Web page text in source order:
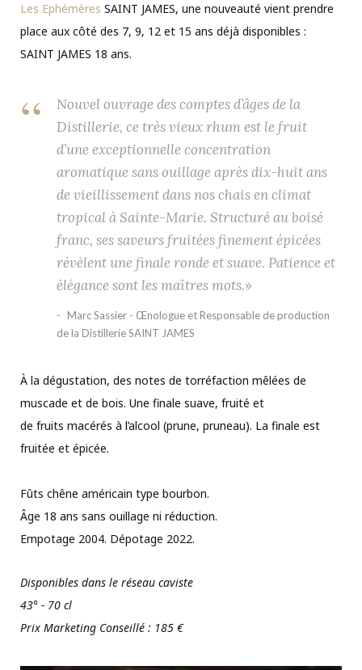
Les Ephémères SAINT JAMES, une nouveauté vient prendre
place aux côté des 7, 9, 12 et 15 ans déjà disponibles :
SAINT JAMES 18 ans.
Nouvel ouvrage des comptes d’âges de la
Distillerie, ce très vieux rhum est le fruit
d’une exceptionnelle concentration
aromatique sans ouillage après dix-huit ans
de vieillissement dans nos chais en climat
tropical à Sainte-Marie. Structuré au boisé
franc, ses saveurs fruitées finement épicées
révèlent une finale ronde et suave. Patience et
élégance sont les maîtres mots.»
Marc Sassier - Œnologue et Responsable de production
de la Distillerie SAINT JAMES
À la dégustation, des notes de torréfaction mêlées de
muscade et de bois. Une finale suave, fruité et
de fruits macérés à l’alcool (prune, pruneau). La finale est
fruitée et épicée.
Fûts chêne américain type bourbon.
Âge 18 ans sans ouillage ni réduction.
Empotage 2004. Dépotage 2022.
Disponibles dans le réseau caviste
43° - 70 cl
Prix Marketing Conseillé : 185 €